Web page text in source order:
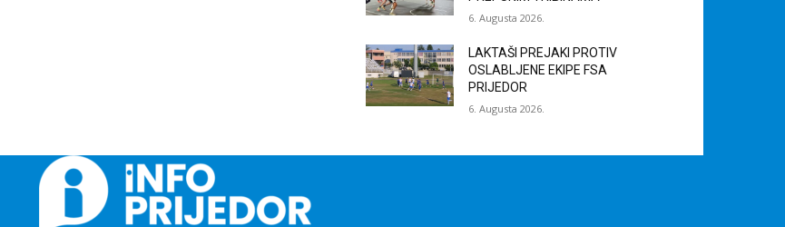
6. Augusta 2026.
LAKTAŠI PREJAKI PROTIV
OSLABLJENE EKIPE FSA
PRIJEDOR
6. Augusta 2026.